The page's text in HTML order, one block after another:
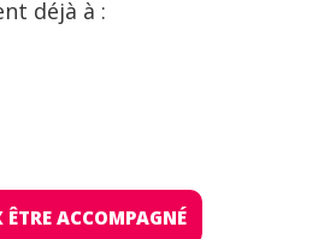
déjà à :
ÊTRE ACCOMPAGNÉ